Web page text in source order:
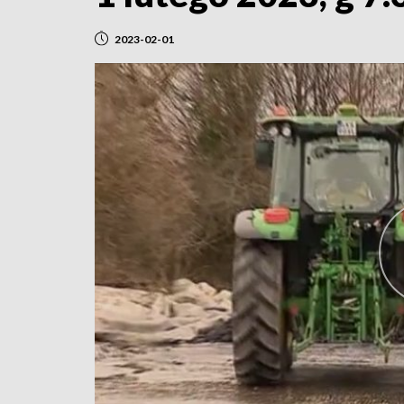
2023-02-01